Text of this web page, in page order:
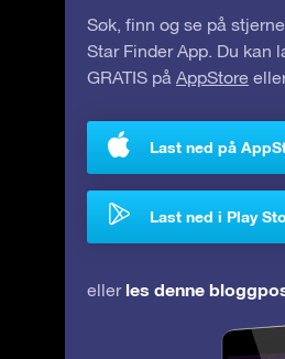
Søk, finn og se på
Star Finder App. Du kan
GRATIS på AppStore
Last ned på
Last ned i Play
eller les denne